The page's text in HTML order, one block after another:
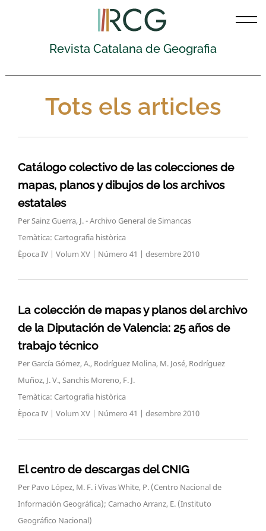
Revista Catalana de Geografia
Tots els articles
Catálogo colectivo de las colecciones de
mapas, planos y dibujos de los archivos
estatales
Per Sainz Guerra, J. - Archivo General de Simancas
Temàtica: Cartografia històrica
Època IV | Volum XV | Número 41 | desembre 2010
La colección de mapas y planos del archivo
de la Diputación de Valencia: 25 años de
trabajo técnico
Per García Gómez, A., Rodríguez Molina, M. José, Rodríguez
Muñoz, J. V., Sanchis Moreno, F. J.
Temàtica: Cartografia històrica
Època IV | Volum XV | Número 41 | desembre 2010
El centro de descargas del CNIG
Per Pavo López, M. F. i Vivas White, P. (Centro Nacional de
Información Geográfica); Camacho Arranz, E. (Instituto
Geográfico Nacional)